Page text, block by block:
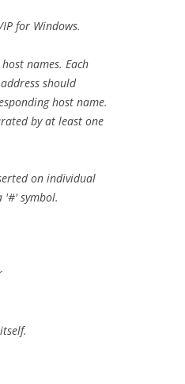
for Windows.
names. Each
should
host name.
by at least one
on individual
'#' symbol.